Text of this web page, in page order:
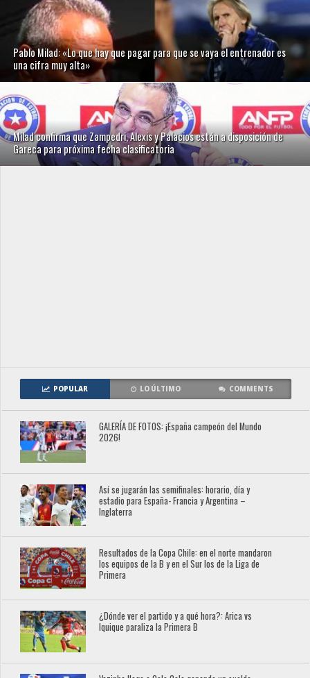
Pablo Milad: «Lo que hay que pagar para que se vaya el entrenador es
una cifra muy alta»
Milad confirma que Zampedri, Alexis y Palacios están a disposición de
Gareca para próxima fecha clasificatoria
POPULAR LO ÚLTIMO COMMENTS
GALERÍA DE FOTOS: ¡España campeón del Mundo
2026!
Así se jugarán las semifinales: horario, día y
estadio para España- Francia y Argentina –
Inglaterra
Resultados de la Copa Chile: en el norte mandaron
los equipos de la B y en el Sur los de la Liga de
Primera
¿Dónde ver el partido y a qué hora?: Arica vs
Iquique paraliza la Primera B